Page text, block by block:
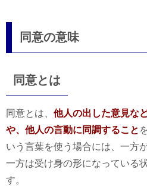
同意の意味
同意とは
同意とは、 他人の出した意見な
や、他人の言動に同調すること
いう言葉を使う場合には、一方
一方は受け身の形になっている
す。